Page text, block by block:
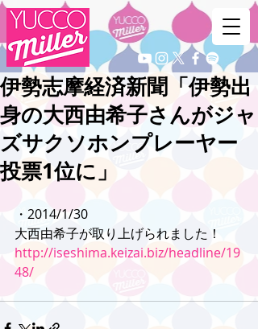
伊勢志摩経済新聞「伊勢出
身の大西由希子さんがジャ
ズサクソホンプレーヤー
投票1位に」
・2014/1/30
大西由希子が取り上げられました！
http://iseshima.keizai.biz/headline/19
48/